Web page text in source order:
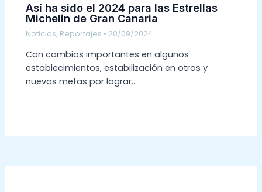
Así ha sido el 2024 para las Estrellas
Michelin de Gran Canaria
Noticias, Reportajes • 20/09/2024
Con cambios importantes en algunos
establecimientos, estabilización en otros y
nuevas metas por lograr…